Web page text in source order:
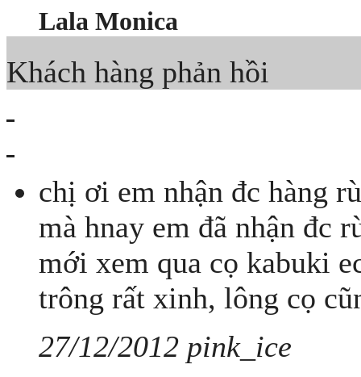
Lala Monica
Khách hàng phản hồi
chị ơi em nhận đc hàng
mà hnay em đã nhận đc
mới xem qua cọ kabuki
trông rất xinh, lông cọ
27/12/2012 pink_ice